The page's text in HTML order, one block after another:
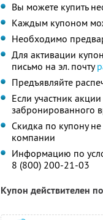
Вы можете купить
Каждым купоном
Необходимо
Для активации
письмо на эл. почту
Предъявляйте
Если участник
забронированного
Скидка по купону
компании
Информацию по
8 (800) 200-21-03
Купон действителен